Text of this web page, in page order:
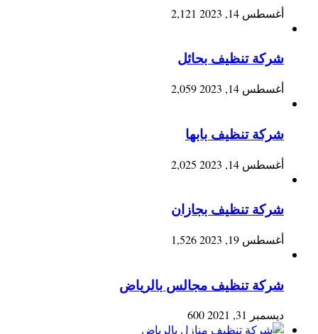
أغسطس 14, 2023 2,121
شركة تنظيف بحائل
أغسطس 14, 2023 2,059
شركة تنظيف بابها
أغسطس 14, 2023 2,025
شركة تنظيف بجازان
أغسطس 19, 2023 1,526
شركة تنظيف مجالس بالرياض
ديسمبر 31, 2021 600